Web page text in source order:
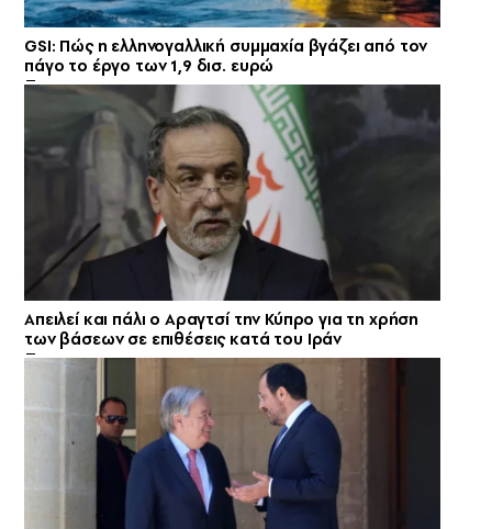
GSI: Πώς η ελληνογαλλική συμμαχία βγάζει από τον
πάγο το έργο των 1,9 δισ. ευρώ
Απειλεί και πάλι ο Αραγτσί την Κύπρο για τη χρήση
των βάσεων σε επιθέσεις κατά του Ιράν